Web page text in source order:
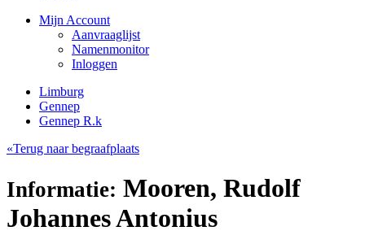
Mijn Account
Aanvraaglijst
Namenmonitor
Inloggen
Limburg
Gennep
Gennep R.k
«Terug naar begraafplaats
Informatie: Mooren, Rudolf
Johannes Antonius